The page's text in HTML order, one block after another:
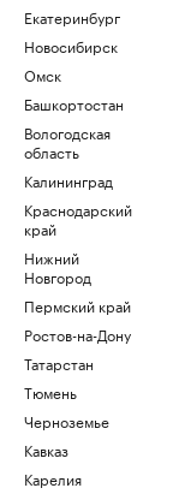
Екатеринбург
Новосибирск
Омск
Башкортостан
Вологодская
область
Калининград
Краснодарский
край
Нижний
Новгород
Пермский край
Ростов-на-Дону
Татарстан
Тюмень
Черноземье
Кавказ
Карелия